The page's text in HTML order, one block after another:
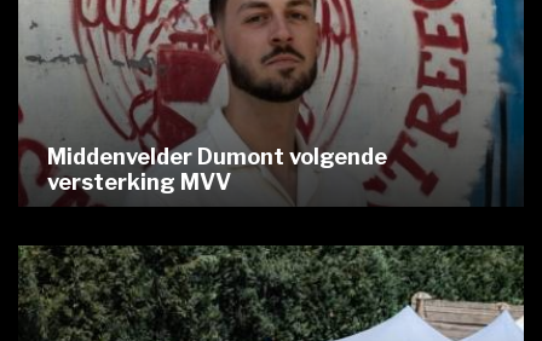
Middenvelder Dumont volgende
versterking MVV